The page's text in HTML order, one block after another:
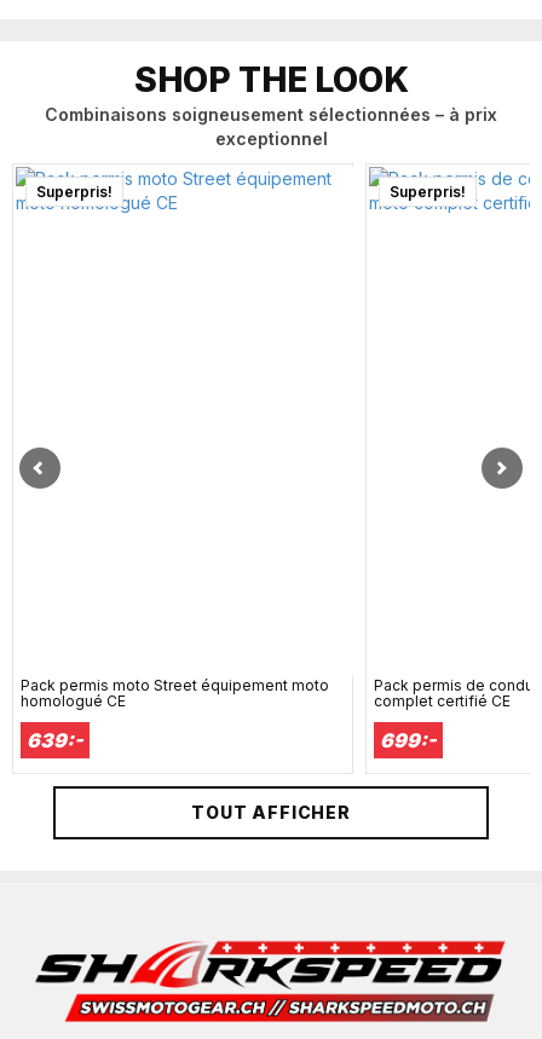
SHOP THE LOOK
Combinaisons soigneusement sélectionnées – à prix
exceptionnel
Superpris!
Pack permis moto Street équipement moto
homologué CE
639:-
Superpris!
Pack permis de
complet certifié CE
699:-
TOUT AFFICHER